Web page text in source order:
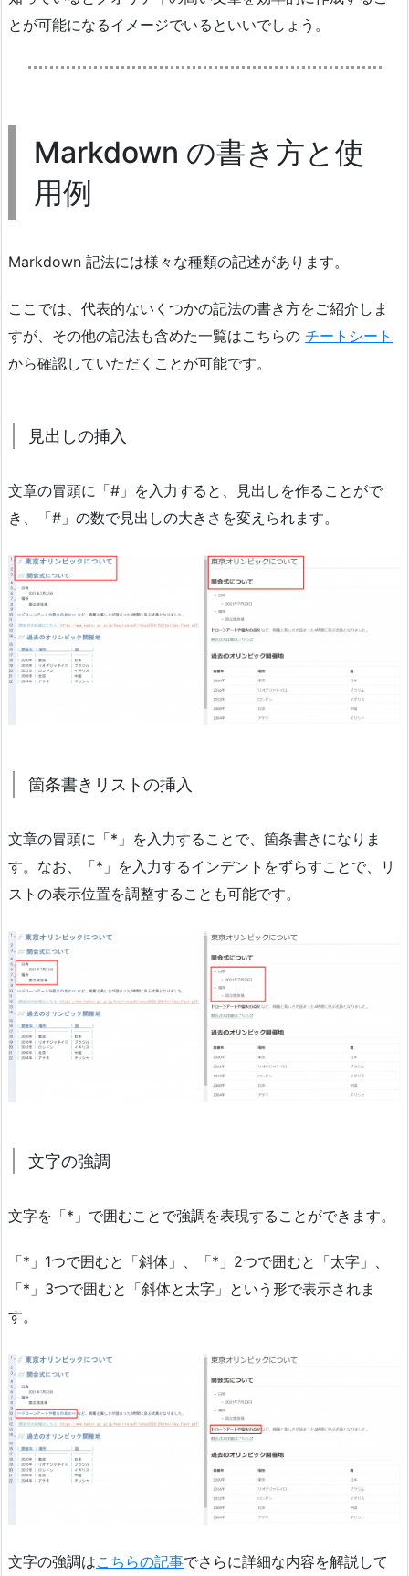
とが可能になるイメージでいるといいでしょう。
Markdown の書き方と使
用例
Markdown 記法には様々な種類の記述があります。
ここでは、代表的ないくつかの記法の書き方をご紹介しま
すが、その他の記法も含めた一覧はこちらの チートシート
から確認していただくことが可能です。
見出しの挿入
文章の冒頭に「#」を入力すると、見出しを作ることがで
き、「#」の数で見出しの大きさを変えられます。
箇条書きリストの挿入
文章の冒頭に「*」を入力することで、箇条書きになりま
す。なお、「*」を入力するインデントをずらすことで、リ
ストの表示位置を調整することも可能です。
文字の強調
文字を「*」で囲むことで強調を表現することができます。
「*」1つで囲むと「斜体」、「*」2つで囲むと「太字」、
「*」3つで囲むと「斜体と太字」という形で表示されま
す。
文字の強調はこちらの記事でさらに詳細な内容を解説して